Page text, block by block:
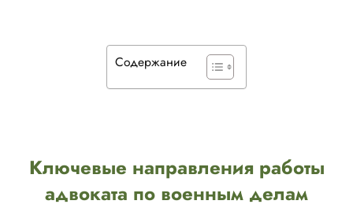
Содержание
Ключевые направления работы
адвоката по военным делам